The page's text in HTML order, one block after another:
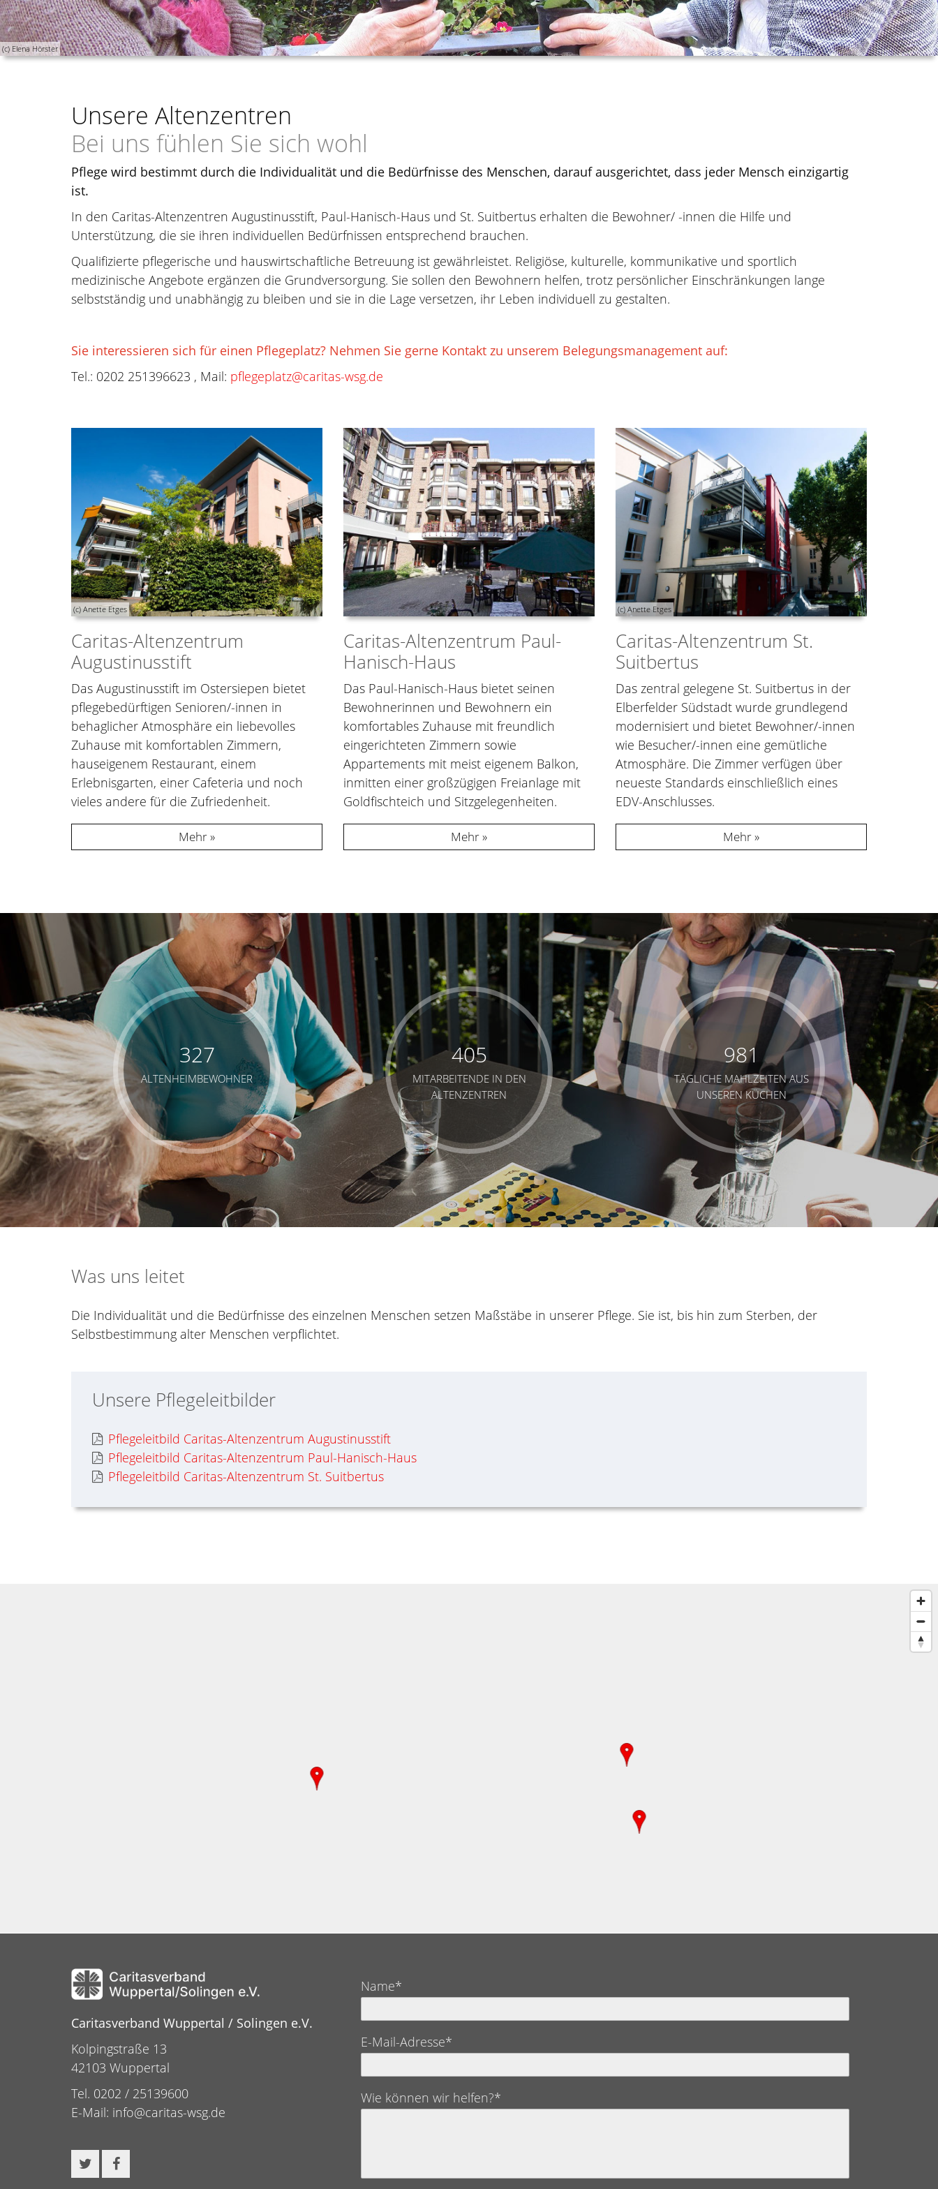
(c) Elena Hörster
Unsere Altenzentren
Bei uns fühlen Sie sich wohl
Pflege wird bestimmt durch die Individualität und die Bedürfnisse des Menschen, darauf ausgerichtet, dass jeder Mensch einzigartig
ist.
In den Caritas-Altenzentren Augustinusstift, Paul-Hanisch-Haus und St. Suitbertus erhalten die Bewohner/ -innen die Hilfe und
Unterstützung, die sie ihren individuellen Bedürfnissen entsprechend brauchen.
Qualifizierte pflegerische und hauswirtschaftliche Betreuung ist gewährleistet. Religiöse, kulturelle, kommunikative und sportlich
medizinische Angebote ergänzen die Grundversorgung. Sie sollen den Bewohnern helfen, trotz persönlicher Einschränkungen lange
selbstständig und unabhängig zu bleiben und sie in die Lage versetzen, ihr Leben individuell zu gestalten.
Sie interessieren sich für einen Pflegeplatz? Nehmen Sie gerne Kontakt zu unserem Belegungsmanagement auf:
Tel.: 0202 251396623 , Mail: pflegeplatz@caritas-wsg.de
(c) Anette Etges
Caritas-Altenzentrum
Augustinusstift
Das Augustinusstift im Ostersiepen bietet
pflegebedürftigen Senioren/-innen in
behaglicher Atmosphäre ein liebevolles
Zuhause mit komfortablen Zimmern,
hauseigenem Restaurant, einem
Erlebnisgarten, einer Cafeteria und noch
vieles andere für die Zufriedenheit.
Mehr
Caritas-Altenzentrum Paul-
Hanisch-Haus
Das Paul-Hanisch-Haus bietet seinen
Bewohnerinnen und Bewohnern ein
komfortables Zuhause mit freundlich
eingerichteten Zimmern sowie
Appartements mit meist eigenem Balkon,
inmitten einer großzügigen Freianlage mit
Goldfischteich und Sitzgelegenheiten.
Mehr
(c) Anette Etges
Caritas-Altenzentrum St.
Suitbertus
Das zentral gelegene St. Suitbertus in der
Elberfelder Südstadt wurde grundlegend
modernisiert und bietet Bewohner/-innen
wie Besucher/-innen eine gemütliche
Atmosphäre. Die Zimmer verfügen über
neueste Standards einschließlich eines
EDV-Anschlusses.
Mehr
327
ALTENHEIMBEWOHNER
405
MITARBEITENDE IN DEN
ALTENZENTREN
981
TÄGLICHE MAHLZEITEN AUS
UNSEREN KÜCHEN
Was uns leitet
Die Individualität und die Bedürfnisse des einzelnen Menschen setzen Maßstäbe in unserer Pflege. Sie ist, bis hin zum Sterben, der
Selbstbestimmung alter Menschen verpflichtet.
Unsere Pflegeleitbilder
Pflegeleitbild Caritas-Altenzentrum Augustinusstift
Pflegeleitbild Caritas-Altenzentrum Paul-Hanisch-Haus
Pflegeleitbild Caritas-Altenzentrum St. Suitbertus
Caritasverband Wuppertal / Solingen e.V.
Kolpingstraße 13
42103 Wuppertal
Tel. 0202 / 25139600
E-Mail: info@caritas-wsg.de
Name*
E-Mail-Adresse*
Wie können wir helfen?*